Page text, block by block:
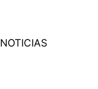
NOTICIAS